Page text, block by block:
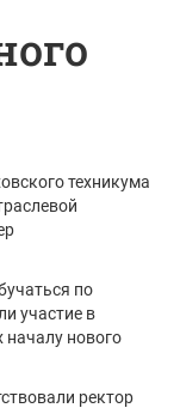
техникума
по
участие в
нового
ректор